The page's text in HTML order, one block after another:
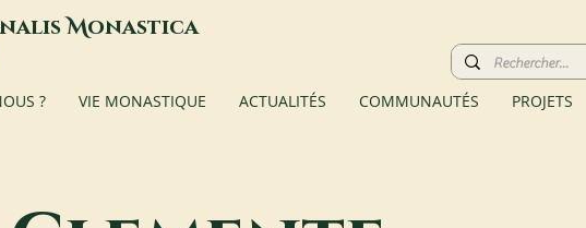
Monastica
? VIE MONASTIQUE ACTUALITÉS COMMUNAUTÉS PROJETS